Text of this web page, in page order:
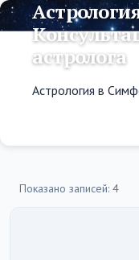
астролога
Астрология в
Показано записей: 4